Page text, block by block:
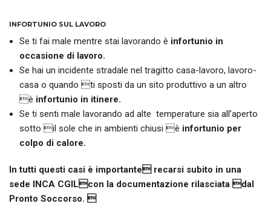
INFORTUNIO SUL LAVORO
Se ti fai male mentre stai lavorando è infortunio in
occasione di lavoro.
Se hai un incidente stradale nel tragitto casa-lavoro, lavoro-
casa o quando ti sposti da un sito produttivo a un altro
è infortunio in itinere.
Se ti senti male lavorando ad alte temperature sia all’aperto
sotto il sole che in ambienti chiusi è infortunio per
colpo di calore.
In tutti questi casi è importante recarsi subito in una
sede INCA CGILcon la documentazione rilasciata dal
Pronto Soccorso. 